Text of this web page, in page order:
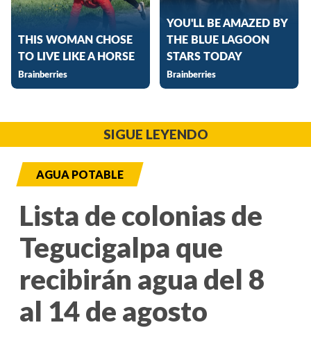
SIGUE LEYENDO
AGUA POTABLE
Lista de colonias de
Tegucigalpa que
recibirán agua del 8
al 14 de agosto